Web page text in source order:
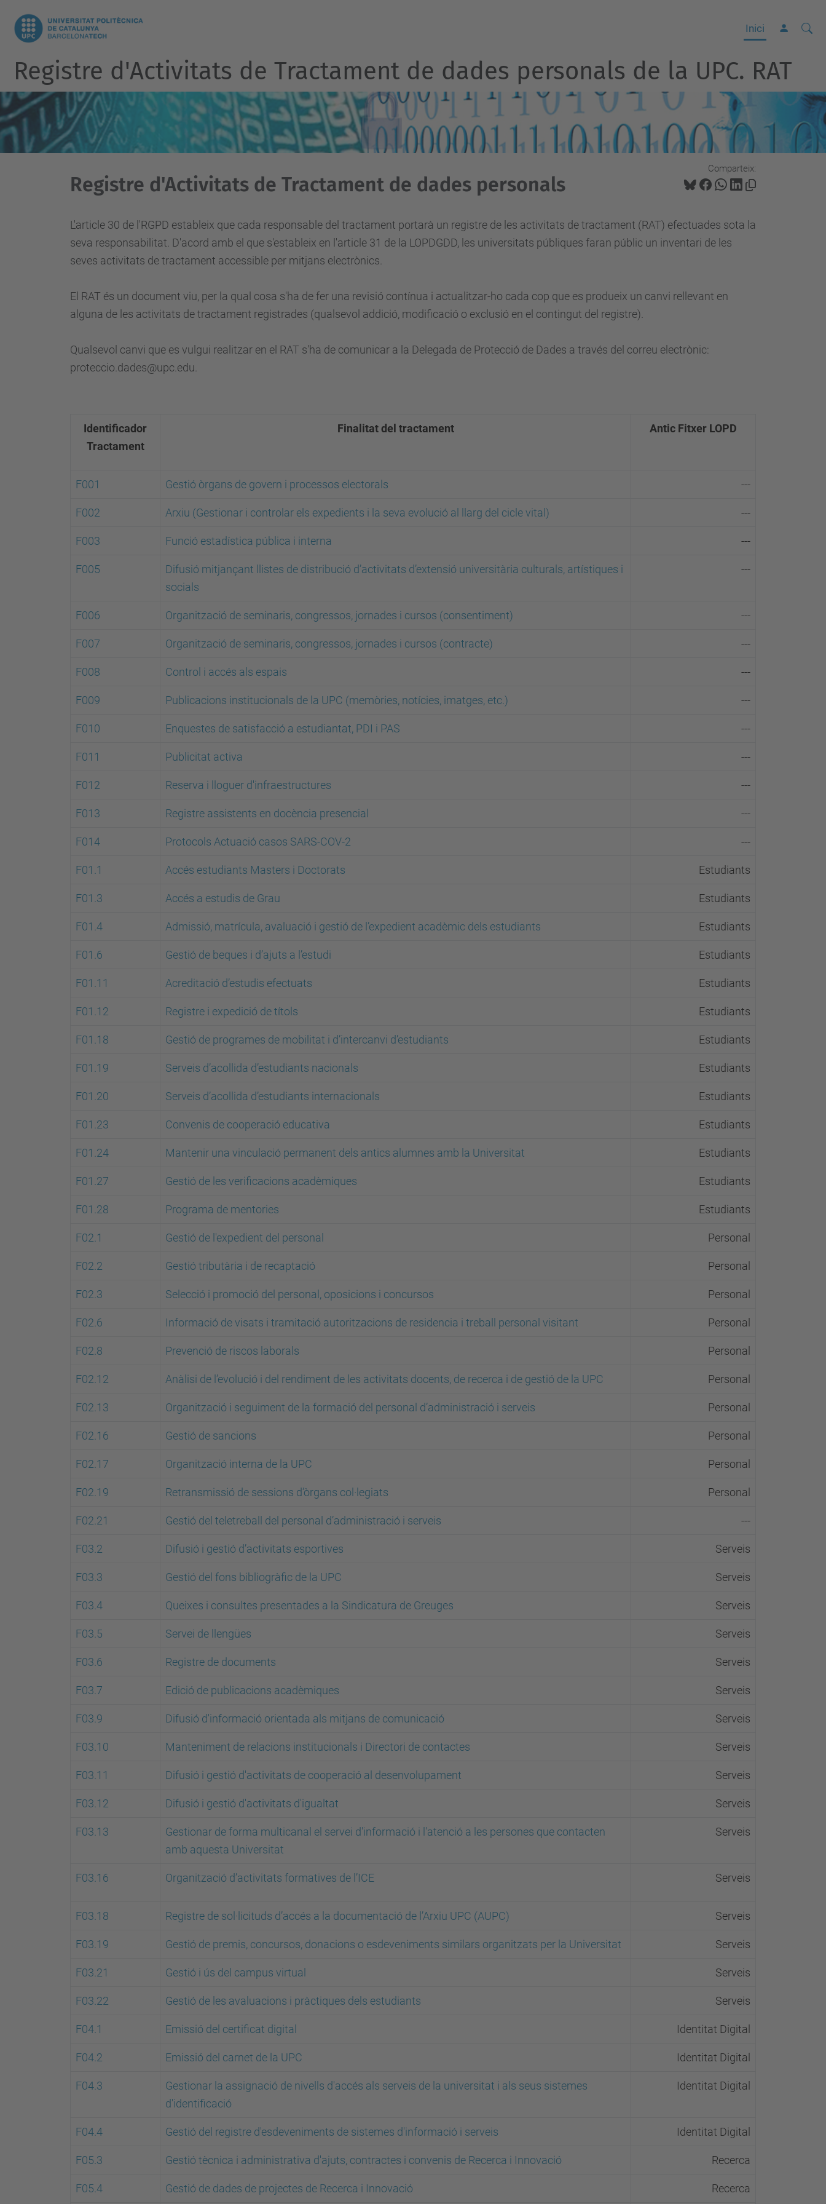
Inici Cerca
C
a
v
a
Registre d'Activitats de Tractament de dades personals de la UPC. RAT
Comparteix:
Registre d'Activitats de Tractament de dades personals
L'article 30 de l'RGPD estableix que cada responsable del tractament portarà un registre de les activitats de tractament (RAT) efectuades sota la
seva responsabilitat. D'acord amb el que s'estableix en l'article 31 de la LOPDGDD, les universitats públiques faran públic un inventari de les
seves activitats de tractament accessible per mitjans electrònics.
El RAT és un document viu, per la qual cosa s'ha de fer una revisió contínua i actualitzar-ho cada cop que es produeix un canvi rellevant en
alguna de les activitats de tractament registrades (qualsevol addició, modificació o exclusió en el contingut del registre).
Qualsevol canvi que es vulgui realitzar en el RAT s'ha de comunicar a la Delegada de Protecció de Dades a través del correu electrònic:
proteccio.dades@upc.edu.
Identificador
Tractament
Finalitat del tractament Antic Fitxer LOPD
F001 Gestió òrgans de govern i processos electorals ---
F002 Arxiu (Gestionar i controlar els expedients i la seva evolució al llarg del cicle vital) ---
F003 Funció estadística pública i interna ---
F005 Difusió mitjançant llistes de distribució d’activitats d’extensió universitària culturals, artístiques i
socials
---
F006 Organització de seminaris, congressos, jornades i cursos (consentiment) ---
F007 Organització de seminaris, congressos, jornades i cursos (contracte) ---
F008 Control i accés als espais ---
F009 Publicacions institucionals de la UPC (memòries, notícies, imatges, etc.) ---
F010 Enquestes de satisfacció a estudiantat, PDI i PAS ---
F011 Publicitat activa ---
F012 Reserva i lloguer d'infraestructures ---
F013 Registre assistents en docència presencial ---
F014 Protocols Actuació casos SARS-COV-2 ---
F01.1 Accés estudiants Masters i Doctorats Estudiants
F01.3 Accés a estudis de Grau Estudiants
F01.4 Admissió, matrícula, avaluació i gestió de l’expedient acadèmic dels estudiants Estudiants
F01.6 Gestió de beques i d’ajuts a l’estudi Estudiants
F01.11 Acreditació d’estudis efectuats Estudiants
F01.12 Registre i expedició de títols Estudiants
F01.18 Gestió de programes de mobilitat i d’intercanvi d’estudiants Estudiants
F01.19 Serveis d’acollida d’estudiants nacionals Estudiants
F01.20 Serveis d’acollida d’estudiants internacionals Estudiants
F01.23 Convenis de cooperació educativa Estudiants
F01.24 Mantenir una vinculació permanent dels antics alumnes amb la Universitat Estudiants
F01.27 Gestió de les verificacions acadèmiques Estudiants
F01.28 Programa de mentories Estudiants
F02.1 Gestió de l'expedient del personal Personal
F02.2 Gestió tributària i de recaptació Personal
F02.3 Selecció i promoció del personal, oposicions i concursos Personal
F02.6 Informació de visats i tramitació autoritzacions de residencia i treball personal visitant Personal
F02.8 Prevenció de riscos laborals Personal
F02.12 Anàlisi de l’evolució i del rendiment de les activitats docents, de recerca i de gestió de la UPC Personal
F02.13 Organització i seguiment de la formació del personal d’administració i serveis Personal
F02.16 Gestió de sancions Personal
F02.17 Organització interna de la UPC Personal
F02.19 Retransmissió de sessions d’òrgans col·legiats Personal
F02.21 Gestió del teletreball del personal d’administració i serveis ---
F03.2 Difusió i gestió d’activitats esportives Serveis
F03.3 Gestió del fons bibliogràfic de la UPC Serveis
F03.4 Queixes i consultes presentades a la Sindicatura de Greuges Serveis
F03.5 Servei de llengües Serveis
F03.6 Registre de documents Serveis
F03.7 Edició de publicacions acadèmiques Serveis
F03.9 Difusió d'informació orientada als mitjans de comunicació Serveis
F03.10 Manteniment de relacions institucionals i Directori de contactes Serveis
F03.11 Difusió i gestió d'activitats de cooperació al desenvolupament Serveis
F03.12 Difusió i gestió d'activitats d'igualtat Serveis
F03.13
Gestionar de forma multicanal el servei d'informació i l'atenció a les persones que contacten
amb aquesta Universitat
Serveis
F03.16 Organització d’activitats formatives de l’ICE Serveis
F03.18 Registre de sol·licituds d’accés a la documentació de l’Arxiu UPC (AUPC) Serveis
F03.19 Gestió de premis, concursos, donacions o esdeveniments similars organitzats per la Universitat Serveis
F03.21 Gestió i ús del campus virtual Serveis
F03.22 Gestió de les avaluacions i pràctiques dels estudiants Serveis
F04.1 Emissió del certificat digital Identitat Digital
F04.2 Emissió del carnet de la UPC Identitat Digital
F04.3
Gestionar la assignació de nivells d'accés als serveis de la universitat i als seus sistemes
d'identificació
Identitat Digital
F04.4 Gestió del registre d'esdeveniments de sistemes d'informació i serveis Identitat Digital
F05.3 Gestió tècnica i administrativa d'ajuts, contractes i convenis de Recerca i Innovació Recerca
F05.4 Gestió de dades de projectes de Recerca i Innovació Recerca